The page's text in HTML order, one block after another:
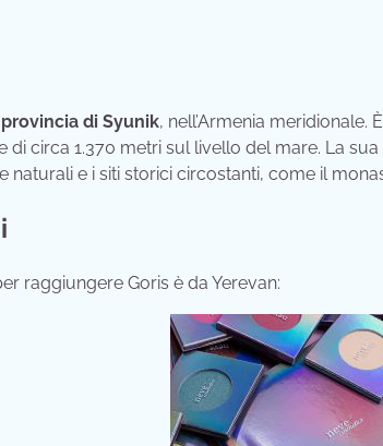
provincia di Syunik, nell’Armenia
di circa 1.370 metri sul livello del mare. La
naturali e i siti storici circostanti, come il
raggiungere Goris è da Yerevan: